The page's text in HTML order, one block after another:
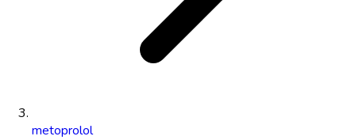
metoprolol